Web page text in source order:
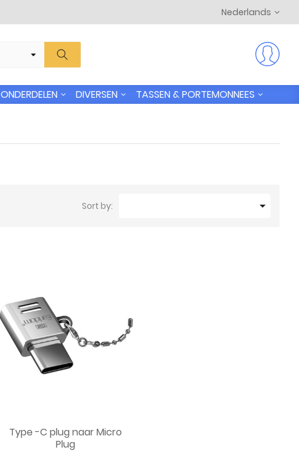
Nederlands
ONDERDELEN DIVERSEN TASSEN & PORTEMONNEES

Sort by:
Type -C plug naar Micro
Plug